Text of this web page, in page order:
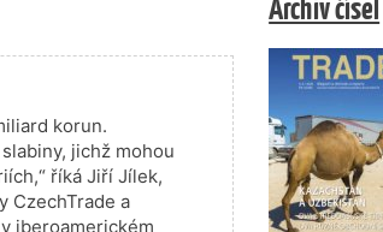
korun.
jichž mohou
říká Jiří Jílek,
CzechTrade a
iberoamerickém